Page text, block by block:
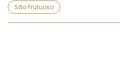
São Frutuoso